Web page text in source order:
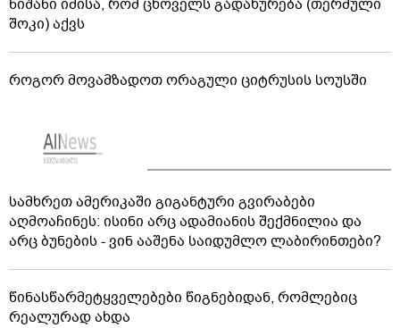
ნიშანი იმისა, რომ ცხოველს გადახურება (თერმული
შოკი) აქვს
როგორ მოვამზადოთ ორაგული ციტრუსის სოუსში
სამხრეთ ამერიკაში გიგანტური გვირაბები
აღმოაჩინეს: ისინი არც ადამიანის შექმნილია და
არც ბუნების - ვინ ააშენა საიდუმლო ლაბირინთები?
წინასწარმეტყველებები წიგნებიდან, რომლებიც
რეალურად ახდა